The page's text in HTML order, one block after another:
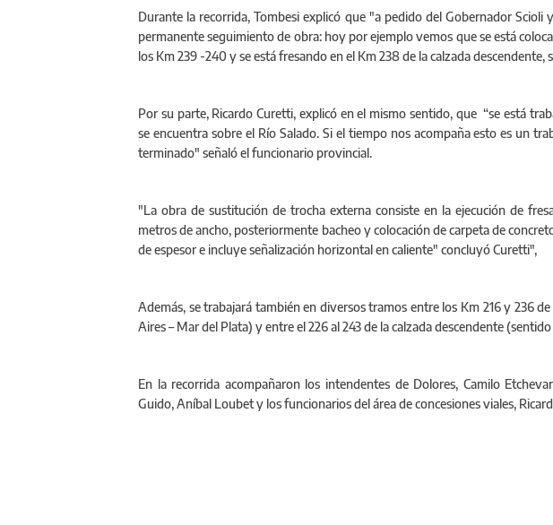
Durante la recorrida, Tombesi explicó que "a pedido del Gobernador
permanente seguimiento de obra: hoy por ejemplo vemos que se está
los Km 239 -240 y se está fresando en el Km 238 de la calzada
Por su parte, Ricardo Curetti, explicó en el mismo sentido, que “se está
se encuentra sobre el Río Salado. Si el tiempo nos acompaña esto es un
terminado" señaló el funcionario provincial.
"La obra de sustitución de trocha externa consiste en la ejecución de
metros de ancho, posteriormente bacheo y colocación de carpeta de
de espesor e incluye señalización horizontal en caliente" concluyó Curetti",
Además, se trabajará también en diversos tramos entre los Km 216 y 236
Aires – Mar del Plata) y entre el 226 al 243 de la calzada descendente
En la recorrida acompañaron los intendentes de Dolores, Camilo
Guido, Aníbal Loubet y los funcionarios del área de concesiones viales,